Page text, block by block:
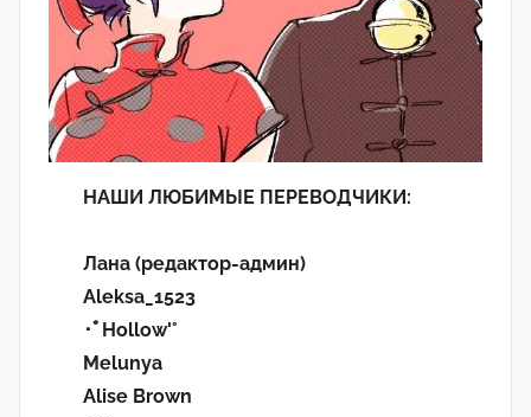
НАШИ ЛЮБИМЫЕ ПЕРЕВОДЧИКИ:
Лана (редактор-админ)
Aleksa_1523
･ﾟHollow'°
Melunya
Alise Brown